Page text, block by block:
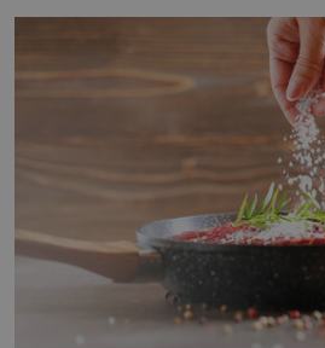
Když se ke mně doneslo, že si